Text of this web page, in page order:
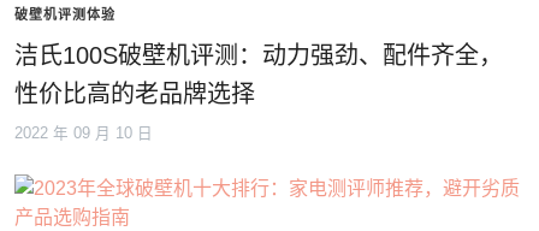
破壁机评测体验
洁氏100S破壁机评测：动力强劲、配件齐全，
性价比高的老品牌选择
2022 年 09 月 10 日